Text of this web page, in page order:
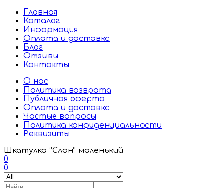
Главная
Каталог
Информация
Оплата и доставка
Блог
Отзывы
Контакты
О нас
Политика возврата
Публичная оферта
Оплата и доставка
Частые вопросы
Политика конфиденциальности
Реквизиты
Шкатулка “Слон” маленький
0
0